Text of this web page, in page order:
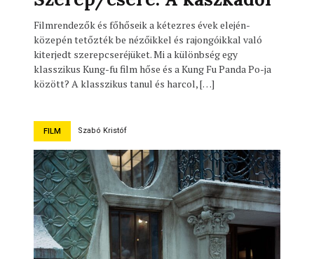
Filmrendezők és főhőseik a kétezres évek elején-
közepén tetőzték be nézőikkel és rajongóikkal való
kiterjedt szerepcseréjüket. Mi a különbség egy
klasszikus Kung-fu film hőse és a Kung Fu Panda Po-ja
között? A klasszikus tanul és harcol, […]
FILM Szabó Kristóf